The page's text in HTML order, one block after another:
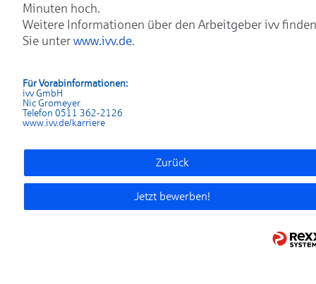
Minuten hoch.
Weitere Informationen über den Arbeitgeber ivv finden
Sie unter www.ivv.de.
Für Vorabinformationen:
ivv GmbH
Nic Gromeyer
Telefon 0511 362-2126
www.ivv.de/karriere
Zurück
Jetzt bewerben!